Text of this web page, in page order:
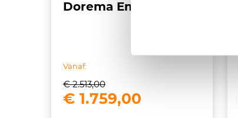
Dorema Emerald 270
Vanaf:
€2.513,00
Oorspronkelijke
€ 1.759,00